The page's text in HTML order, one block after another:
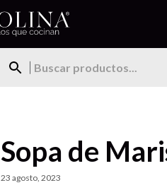
Sopa de
23 agosto, 2023